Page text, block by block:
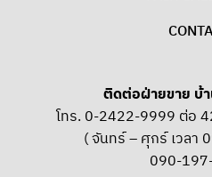
ติดต่อฝ่ายขาย บ้
โทร. 0-2422-9999 ต่อ
( จันทร์ – ศุกร์ เวลา
090-